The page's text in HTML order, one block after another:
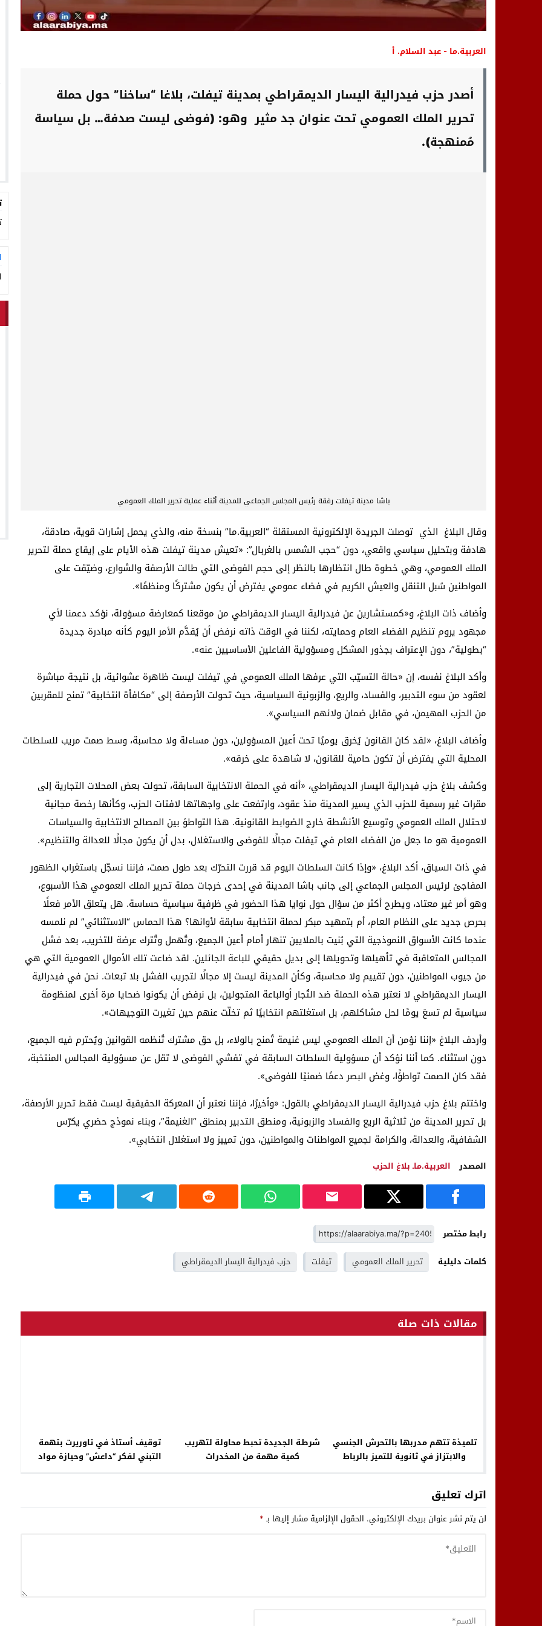
العربية.ما - عبد السلام. أ
أصدر حزب فيدرالية اليسار الديمقراطي بمدينة تيفلت، بلاغا “ساخنا” حول حملة
تحرير الملك العمومي تحت عنوان جد مثير وهو: (فوضى ليست صدفة… بل سياسة
مُمنهجة).
باشا مدينة تيفلت رفقة رئيس المجلس الجماعي للمدينة أثناء عملية تحرير الملك العمومي
وقال البلاغ الذي توصلت الجريدة الإلكترونية المستقلة “العربية.ما” بنسخة منه، والذي يحمل إشارات قوية، صادقة،
هادفة وبتحليل سياسي واقعي، دون “حجب الشمس بالغربال”: «تعيش مدينة تيفلت هذه الأيام على إيقاع حملة لتحرير
الملك العمومي، وهي خطوة طال انتظارها بالنظر إلى حجم الفوضى التي طالت الأرصفة والشوارع، وضيّقت على
المواطنين سُبل التنقل والعيش الكريم في فضاء عمومي يفترض أن يكون مشتركًا ومنظمًا».
وأضاف ذات البلاغ، و«كمستشارين عن فيدرالية اليسار الديمقراطي من موقعنا كمعارضة مسؤولة، نؤكد دعمنا لأي
مجهود يروم تنظيم الفضاء العام وحمايته، لكننا في الوقت ذاته نرفض أن يُقدَّم الأمر اليوم كأنه مبادرة جديدة
“بطولية”، دون الإعتراف بجذور المشكل ومسؤولية الفاعلين الأساسيين عنه».
وأكد البلاغ نفسه، إن «حالة التسيّب التي عرفها الملك العمومي في تيفلت ليست ظاهرة عشوائية، بل نتيجة مباشرة
لعقود من سوء التدبير، والفساد، والريع، والزبونية السياسية، حيث تحولت الأرصفة إلى “مكافأة انتخابية” تمنح للمقربين
من الحزب المهيمن، في مقابل ضمان ولائهم السياسي».
وأضاف البلاغ، «لقد كان القانون يُخرق يوميًا تحت أعين المسؤولين، دون مساءلة ولا محاسبة، وسط صمت مريب للسلطات
المحلية التي يفترض أن تكون حامية للقانون، لا شاهدة على خرقه».
وكشف بلاغ حزب فيدرالية اليسار الديمقراطي، «أنه في الحملة الانتخابية السابقة، تحولت بعض المحلات التجارية إلى
مقرات غير رسمية للحزب الذي يسير المدينة منذ عقود، وارتفعت على واجهاتها لافتات الحزب، وكأنها رخصة مجانية
لاحتلال الملك العمومي وتوسيع الأنشطة خارج الضوابط القانونية. هذا التواطؤ بين المصالح الانتخابية والسياسات
العمومية هو ما جعل من الفضاء العام في تيفلت مجالًا للفوضى والاستغلال، بدل أن يكون مجالًا للعدالة والتنظيم».
في ذات السياق، أكد البلاغ، «وإذا كانت السلطات اليوم قد قررت التحرّك بعد طول صمت، فإننا نسجّل باستغراب الظهور
المفاجئ لرئيس المجلس الجماعي إلى جانب باشا المدينة في إحدى خرجات حملة تحرير الملك العمومي هذا الأسبوع،
وهو أمر غير معتاد، ويطرح أكثر من سؤال حول نوايا هذا الحضور في ظرفية سياسية حساسة. هل يتعلق الأمر فعلًا
بحرص جديد على النظام العام، أم بتمهيد مبكر لحملة انتخابية سابقة لأوانها؟ هذا الحماس “الاستثنائي” لم نلمسه
عندما كانت الأسواق النموذجية التي بُنيت بالملايين تنهار أمام أعين الجميع، وتُهمل وتُترك عرضة للتخريب، بعد فشل
المجالس المتعاقبة في تأهيلها وتحويلها إلى بديل حقيقي للباعة الجائلين. لقد ضاعت تلك الأموال العمومية التي هي
من جيوب المواطنين، دون تقييم ولا محاسبة، وكأن المدينة ليست إلا مجالًا لتجريب الفشل بلا تبعات. نحن في فيدرالية
اليسار الديمقراطي لا نعتبر هذه الحملة ضد التُجار أوالباعة المتجولين، بل نرفض أن يكونوا ضحايا مرة أخرى لمنظومة
سياسية لم تسعَ يومًا لحل مشاكلهم، بل استغلتهم انتخابيًا ثم تخلّت عنهم حين تغيرت التوجيهات».
وأردف البلاغ «إننا نؤمن أن الملك العمومي ليس غنيمة تُمنح بالولاء، بل حق مشترك تُنظمه القوانين ويُحترم فيه الجميع،
دون استثناء. كما أننا نؤكد أن مسؤولية السلطات السابقة في تفشي الفوضى لا تقل عن مسؤولية المجالس المنتخبة،
فقد كان الصمت تواطؤًا، وغض البصر دعمًا ضمنيًا للفوضى».
واختتم بلاغ حزب فيدرالية اليسار الديمقراطي بالقول: «وأخيرًا، فإننا نعتبر أن المعركة الحقيقية ليست فقط تحرير الأرصفة،
بل تحرير المدينة من ثلاثية الريع والفساد والزبونية، ومنطق التدبير بمنطق “الغنيمة”، وبناء نموذج حضري يكرّس
الشفافية، والعدالة، والكرامة لجميع المواطنات والمواطنين، دون تمييز ولا استغلال انتخابي».
المصدر العربية.ماـ بلاغ الحزب
رابط مختصر
كلمات دليلية
تحرير الملك العمومي تيفلت حزب فيدرالية اليسار الديمقراطي
مقالات ذات صلة
تلميذة تتهم مدربها بالتحرش الجنسي
والابتزاز في ثانوية للتميز بالرباط
شرطة الجديدة تحبط محاولة لتهريب
كمية مهمة من المخدرات
توقيف أستاذ في تاوريرت بتهمة
التبني لفكر “داعش” وحيازة مواد
اترك تعليق
لن يتم نشر عنوان بريدك الإلكتروني. الحقول الإلزامية مشار إليها بـ*